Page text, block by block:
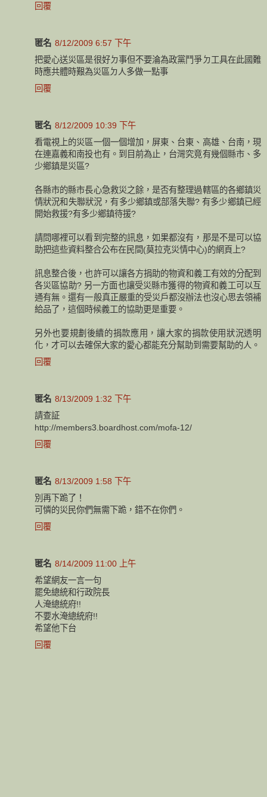
回覆
匿名 8/12/2009 6:57 下午
把愛心送災區是很好ㄉ事但不要淪為政黨鬥爭ㄉ工具在此國難
時應共體時艱為災區ㄉ人多做一點事
回覆
匿名 8/12/2009 10:39 下午
看電視上的災區一個一個增加，屏東、台東、高雄、台南，現
在連嘉義和南投也有。到目前為止，台灣究竟有幾個縣市、多
少鄉鎮是災區?
各縣市的縣市長心急救災之餘，是否有整理過轄區的各鄉鎮災
情狀況和失聯狀況，有多少鄉鎮或部落失聯? 有多少鄉鎮已經
開始救援?有多少鄉鎮待援?
請問哪裡可以看到完整的訊息，如果都沒有，那是不是可以協
助把這些資料整合公布在民間(莫拉克災情中心)的網頁上?
訊息整合後，也許可以讓各方捐助的物資和義工有效的分配到
各災區協助? 另一方面也讓受災縣市獲得的物資和義工可以互
通有無。還有一般真正嚴重的受災戶都沒辦法也沒心思去領補
給品了，這個時候義工的協助更是重要。
另外也要規劃後續的捐款應用，讓大家的捐款使用狀況透明
化，才可以去確保大家的愛心都能充分幫助到需要幫助的人。
回覆
匿名 8/13/2009 1:32 下午
請查証
http://members3.boardhost.com/mofa-12/
回覆
匿名 8/13/2009 1:58 下午
別再下跪了！
可憐的災民你們無需下跪，錯不在你們。
回覆
匿名 8/14/2009 11:00 上午
希望網友一言一句
罷免總統和行政院長
人淹總統府!!
不要水淹總統府!!
希望他下台
回覆